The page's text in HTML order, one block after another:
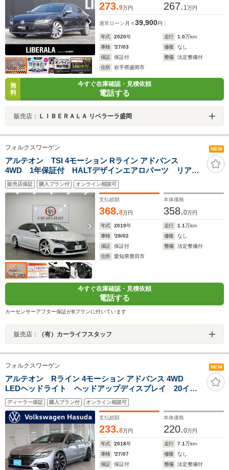
273.9万円 267. 1万円
通常ローン 月々39,900円
年式 2020年 走行 1.0万km
車検
'27/03 修復
なし
保証
保証付 整備
法定整備付
住所
岩手県盛岡市
無
料
今すぐ在庫確認・見積依頼
電話する
販売店： ＬＩＢＥＲＡＬＡ リベラーラ盛岡
フォルクスワーゲン NEW
アルテオン TSI 4モーション Rライン アドバンス
4WD 1年保証付 HALTデザインエアロパーツ リアス
ポイラー アイバッハ車高調 ROHANA20インチアル
ミホイール 純正デジタルメーターパネル HUD アダ
クティブクルーズコントロール BSM 禁煙車
販売店保証 購入プラン付 オンライン相談可
支払総額
368.8万円
本体価格
358.0万円
年式 2019年 走行 1.1万km
車検
'28/02 修復
なし
保証
保証付 整備
法定整備付
住所
愛知県豊田市
今すぐ在庫確認・見積依頼
電話する
カーセンサーアフター保証がBプランに付いています
販売店： （有）カーライフスタッフ
フォルクスワーゲン NEW
アルテオン Rライン 4モーション アドバンス 4WD
LEDヘッドライト ヘッドアップディスプレイ 20イン
チアルミホイール DCC ナパレザーシート
ディーラー保証 購入プラン付 オンライン相談可
支払総額
233.8万円
本体価格
220.0万円
年式 2018年 走行 7.1万km
車検
'27/07 修復
なし
保証
保証付 整備
法定整備付